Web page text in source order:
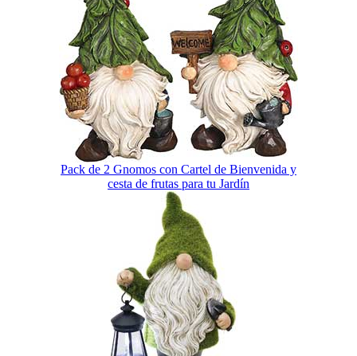
Pack de 2 Gnomos con Cartel de Bienvenida y
cesta de frutas para tu Jardín